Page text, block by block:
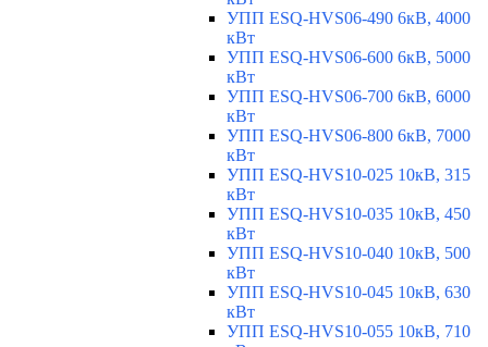
УПП ESQ-HVS06-490 6кВ, 4000
кВт
УПП ESQ-HVS06-600 6кВ, 5000
кВт
УПП ESQ-HVS06-700 6кВ, 6000
кВт
УПП ESQ-HVS06-800 6кВ, 7000
кВт
УПП ESQ-HVS10-025 10кВ, 315
кВт
УПП ESQ-HVS10-035 10кВ, 450
кВт
УПП ESQ-HVS10-040 10кВ, 500
кВт
УПП ESQ-HVS10-045 10кВ, 630
кВт
УПП ESQ-HVS10-055 10кВ, 710